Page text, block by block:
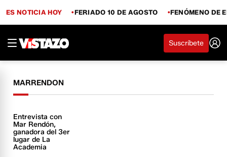
ES NOTICIA HOY FERIADO 10 DE AGOSTO FENÓMENO DE
Suscríbete
MARRENDON
Entrevista con
Mar Rendón,
ganadora del 3er
lugar de La
Academia